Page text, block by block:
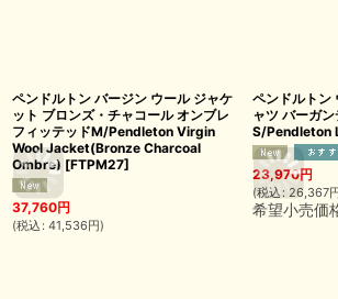
ペンドルトン バージン ウール ジャケ
ット ブロンズ・チャコール オンブレ
フィッテッドM/Pendleton Virgin
Wool Jacket(Bronze Charcoal
Ombre) [FTPM27]
37,760円
(税込 : 41,536円)
ペンドルトン
ャツ バーガ
S/Pendleton
23,970円
(税込 : 26,367
希望小売価